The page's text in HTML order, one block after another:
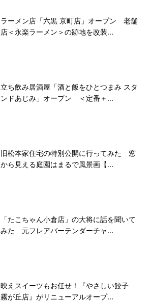
ラーメン店「六黒 京町店」オープン 老舗
店＜永楽ラーメン＞の跡地を改装...
立ち飲み居酒屋「酒と飯をひとつまみ スタ
ンドあじみ」オープン ＜定番＋...
旧松本家住宅の特別公開に行ってみた 窓
から見える庭園はまるで風景画【...
「たこちゃん小倉店」の大将に話を聞いて
みた 元フレアバーテンダーチャ...
映えスイーツもお任せ！『やさしい餃子
霧が丘店』がリニューアルオープ...